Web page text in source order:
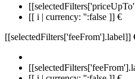
[[ i | currency: '':false ]] €
[[selectedFilters['feeFrom'].label]]